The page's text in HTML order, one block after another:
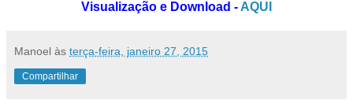
Visualização e Download - AQUI
Manoel às terça-feira, janeiro 27, 2015
Compartilhar